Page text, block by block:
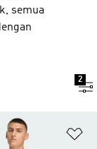
semua
2